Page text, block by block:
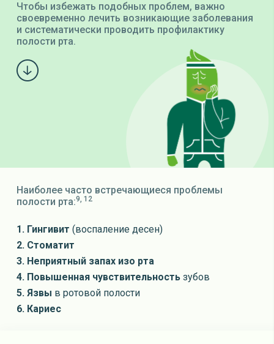
Чтобы избежать подобных проблем, важно
своевременно лечить возникающие заболевания
и систематически проводить профилактику
полости рта.
Наиболее часто встречающиеся проблемы
полости рта:9, 12
1. Гингивит (воспаление десен)
2. Стоматит
3. Неприятный запах изо рта
4. Повышенная чувствительность зубов
5. Язвы в ротовой полости
6. Кариес